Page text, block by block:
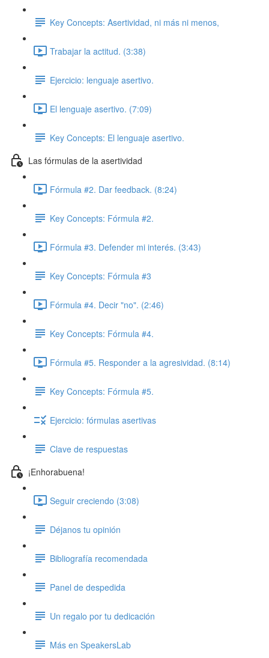
Key Concepts: Asertividad, ni más ni menos,
Trabajar la actitud. (3:38)
Ejercicio: lenguaje asertivo.
El lenguaje asertivo. (7:09)
Key Concepts: El lenguaje asertivo.
Las fórmulas de la asertividad
Fórmula #2. Dar feedback. (8:24)
Key Concepts: Fórmula #2.
Fórmula #3. Defender mi interés. (3:43)
Key Concepts: Fórmula #3
Fórmula #4. Decir "no". (2:46)
Key Concepts: Fórmula #4.
Fórmula #5. Responder a la agresividad. (8:14)
Key Concepts: Fórmula #5.
Ejercicio: fórmulas asertivas
Clave de respuestas
¡Enhorabuena!
Seguir creciendo (3:08)
Déjanos tu opinión
Bibliografía recomendada
Panel de despedida
Un regalo por tu dedicación
Más en SpeakersLab